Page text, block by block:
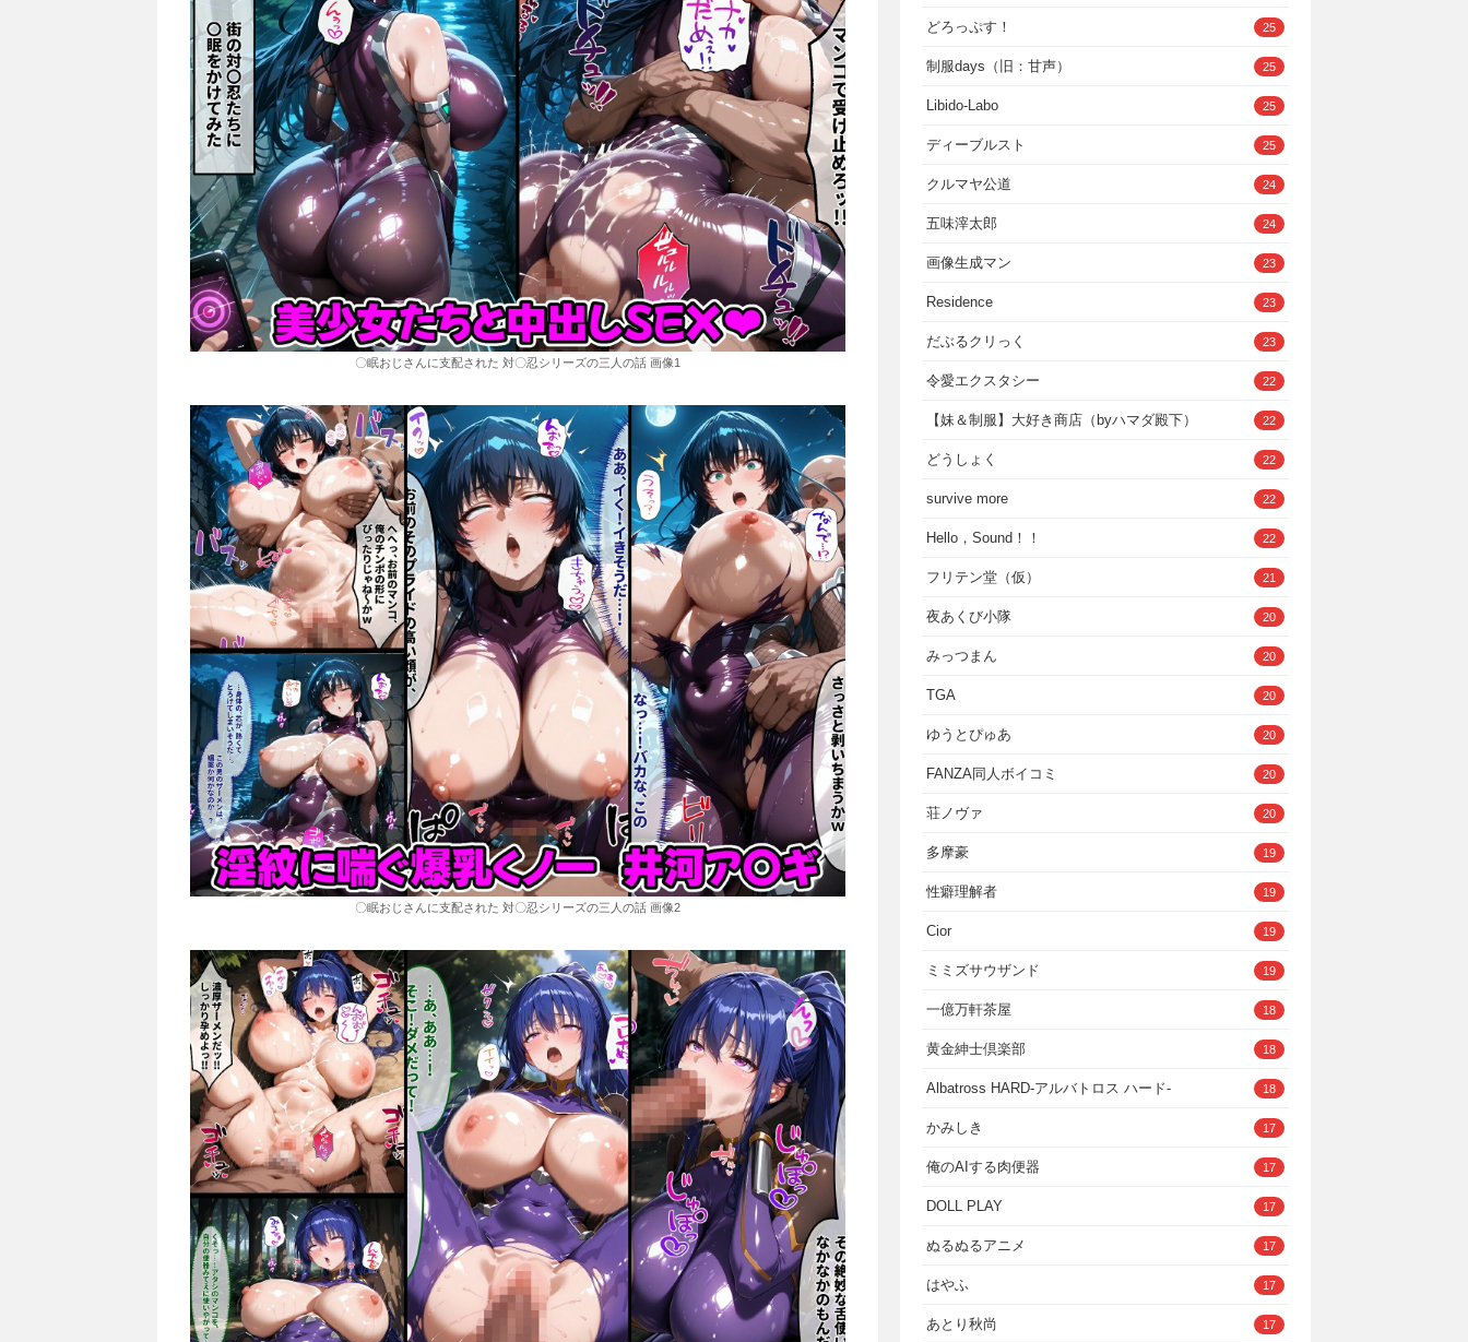
〇眠おじさんに支配された 対〇忍シリーズの三人の話 画像1
〇眠おじさんに支配された 対〇忍シリーズの三人の話 画像2
どろっぷす！ 25
制服days（旧：甘声） 25
Libido-Labo 25
ディーブルスト 25
クルマヤ公道 24
五味滓太郎 24
画像生成マン 23
Residence 23
だぶるクリっく 23
令愛エクスタシー 22
【妹＆制服】大好き商店（byハマダ殿下） 22
どうしょく 22
survive more 22
Hello，Sound！！ 22
フリテン堂（仮） 21
夜あくび小隊 20
みっつまん 20
TGA 20
ゆうとぴゅあ 20
FANZA同人ボイコミ 20
荘ノヴァ 20
多摩豪 19
性癖理解者 19
Cior 19
ミミズサウザンド 19
一億万軒茶屋 18
黄金紳士倶楽部 18
Albatross HARD‐アルバトロス ハード‐ 18
かみしき 17
俺のAIする肉便器 17
DOLL PLAY 17
ぬるぬるアニメ 17
はやふ 17
あとり秋尚 17